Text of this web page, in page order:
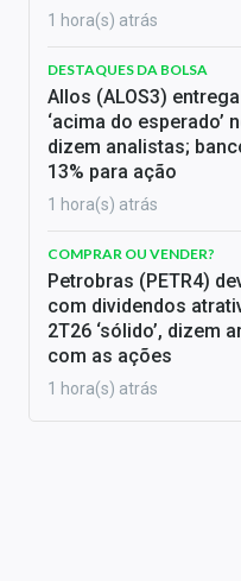
1 hora(s) atrás
DESTAQUES DA BOLSA
Allos (ALOS3)
‘acima do esperado’
dizem analistas;
13% para ação
1 hora(s) atrás
COMPRAR OU VENDER?
Petrobras (PETR4)
com dividendos
2T26 ‘sólido’, dizem
com as ações
1 hora(s) atrás